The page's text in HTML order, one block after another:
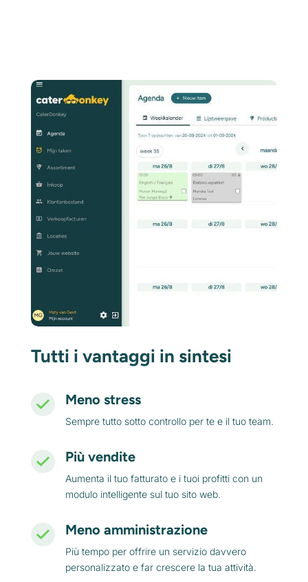
Tutti i vantaggi in sintesi
Meno stress
Sempre tutto sotto controllo per te e il tuo team.
Più vendite
Aumenta il tuo fatturato e i tuoi profitti con un
modulo intelligente sul tuo sito web.
Meno amministrazione
Più tempo per offrire un servizio davvero
personalizzato e far crescere la tua attività.